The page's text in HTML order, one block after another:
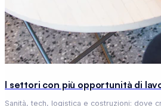
Idee, strategie e
trovare i candidati